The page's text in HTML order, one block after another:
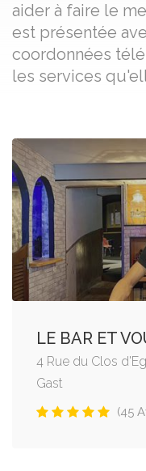
aider à faire le
est présentée
coordonnées
les services
LE BAR ET
4 Rue du Clos
Gast
(45